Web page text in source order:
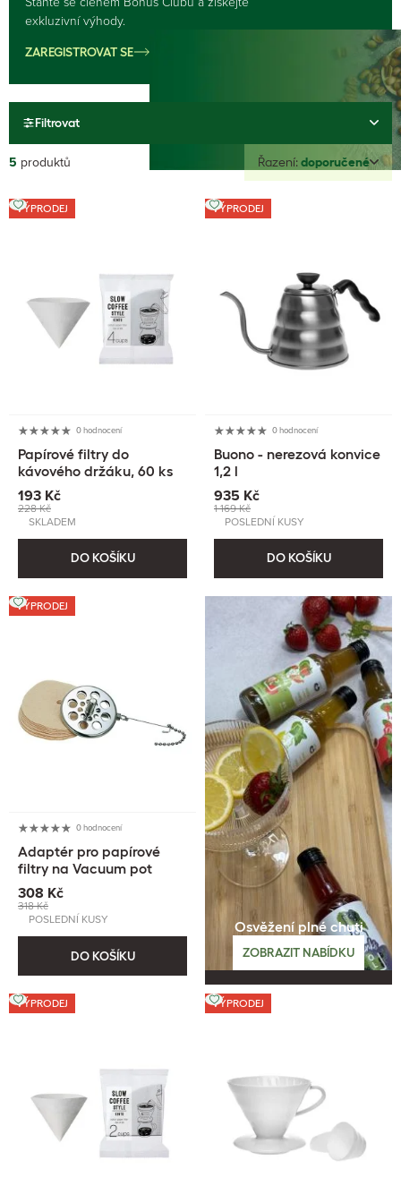
exkluzivní výhody.
ZAREGISTROVAT SE
Filtrovat
5 produktů Řazení:doporučené
VÝPRODEJ
0 hodnocení
Papírové filtry do
kávového držáku, 60 ks
193 Kč
228 Kč
SKLADEM
DO KOŠÍKU
VÝPRODEJ
0 hodnocení
Buono - nerezová konvice
1,2 l
935 Kč
1 169 Kč
POSLEDNÍ KUSY
DO KOŠÍKU
VÝPRODEJ
0 hodnocení
Adaptér pro papírové
filtry na Vacuum pot
308 Kč
318 Kč
POSLEDNÍ KUSY
DO KOŠÍKU
VÝPRODEJ VÝPRODEJ
Osvěžení plné chuti
ZOBRAZIT NABÍDKU